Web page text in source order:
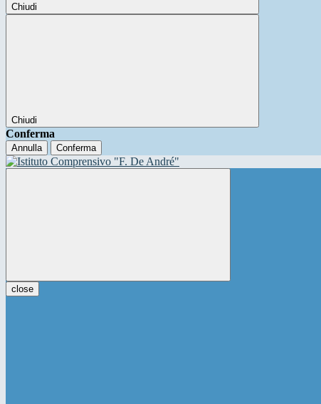
Chiudi
Chiudi
Conferma
Annulla Conferma
close